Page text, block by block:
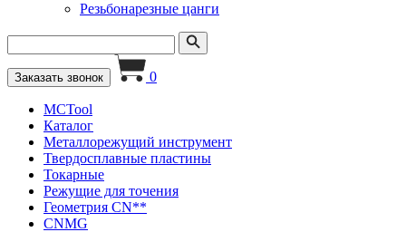
Резьбонарезные цанги
Заказать звонок 0
MCTool
Каталог
Металлорежущий инструмент
Твердосплавные пластины
Токарные
Режущие для точения
Геометрия CN**
CNMG